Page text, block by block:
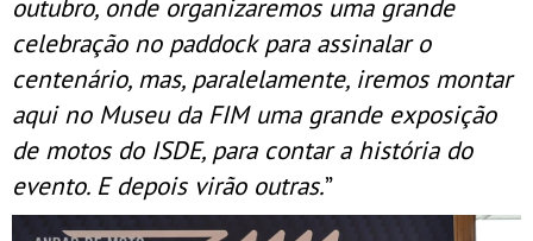
outubro, onde organizaremos uma grande
celebração no paddock para assinalar o
centenário, mas, paralelamente, iremos montar
aqui no Museu da FIM uma grande exposição
de motos do ISDE, para contar a história do
evento. E depois virão outras.”